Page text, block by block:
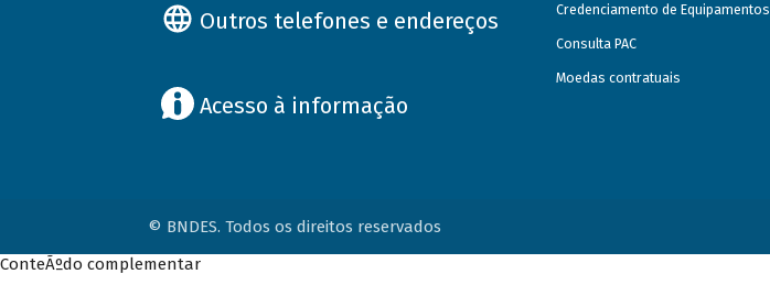
Outros telefones e endereços
Acesso à informação
Credenciamento de Equipamentos
Consulta PAC
Moedas contratuais
© BNDES. Todos os direitos reservados
ConteÃºdo complementar